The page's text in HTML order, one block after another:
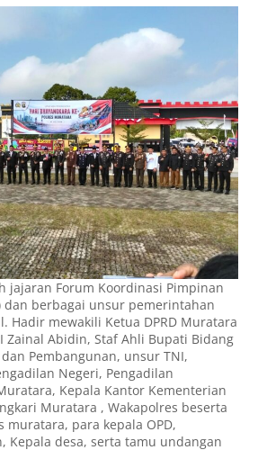
jajaran Forum Koordinasi Pimpinan
dan berbagai unsur pemerintahan
Hadir mewakili Ketua DPRD Muratara
Zainal Abidin, Staf Ahli Bupati Bidang
Pembangunan, unsur TNI,
Negeri, Pengadilan
Kepala Kantor Kementerian
Muratara , Wakapolres beserta
muratara, para kepala OPD,
Kepala desa, serta tamu undangan